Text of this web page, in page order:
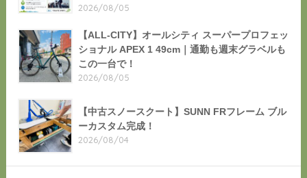
2026/08/05
【ALL-CITY】オールシティ スーパープロフェッ
ショナル APEX 1 49cm｜通勤も週末グラベルも
この一台で！
2026/08/05
【中古スノースクート】SUNN FRフレーム ブル
ーカスタム完成！
2026/08/04